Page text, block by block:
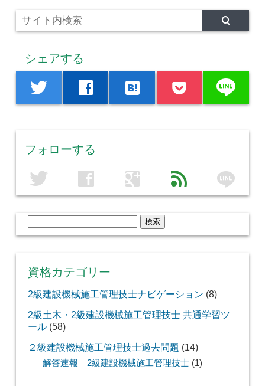
シェアする
twitter facebook hatenabookmark line
フォローする
twitter facebook google feed line
索:
資格カテゴリー
2級建設機械施工管理技士ナビゲーション (8)
2級土木・2級建設機械施工管理技士 共通学習ツ
ール(58)
２級建設機械施工管理技士過去問題 (14)
解答速報 2級建設機械施工管理技士(1)